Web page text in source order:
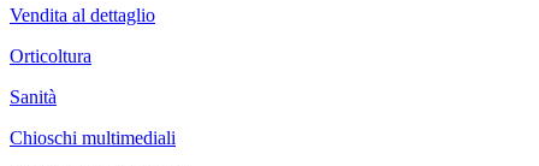
Vendita al dettaglio
Orticoltura
Sanità
Chioschi multimediali